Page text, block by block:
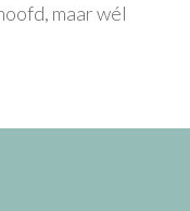
maar wél